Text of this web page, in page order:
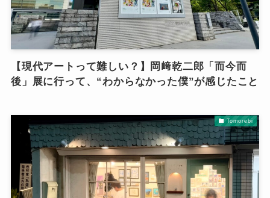
【現代アートって難しい？】岡﨑乾二郎「而今而
後」展に行って、“わからなかった僕”が感じたこと
Tomorebi